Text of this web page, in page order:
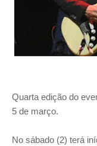
Quarta edição do
5 de março.
No sábado (2) terá